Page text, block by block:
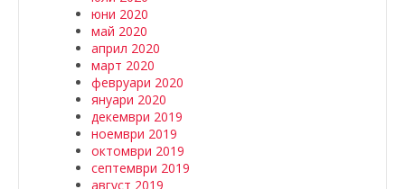
юни 2020
май 2020
април 2020
март 2020
февруари 2020
януари 2020
декември 2019
ноември 2019
октомври 2019
септември 2019
август 2019